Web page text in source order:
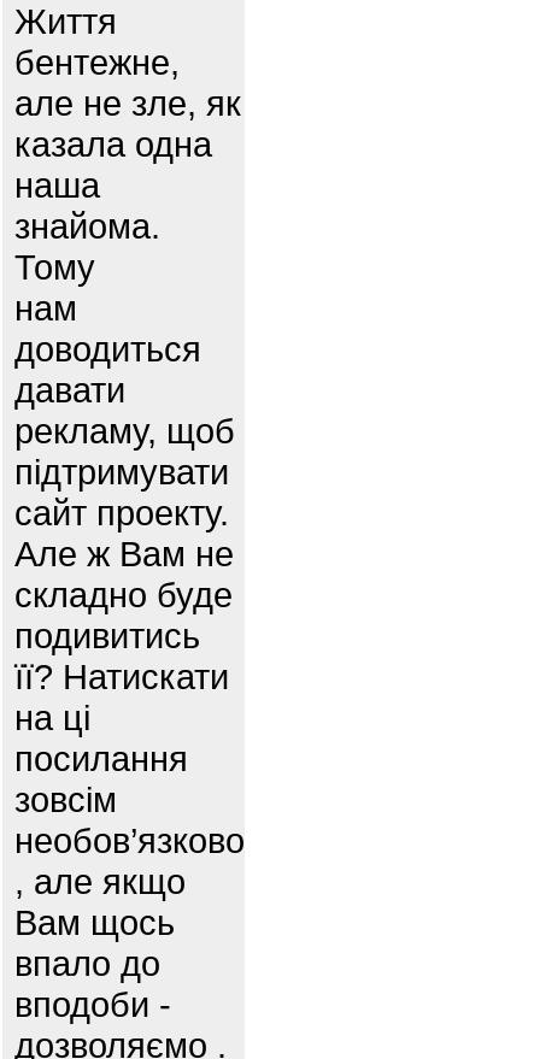
Життя
бентежне,
але не зле, як
казала одна
наша
знайома.
Тому
нам
доводиться
давати
рекламу, щоб
підтримувати
сайт проекту.
Але ж Вам не
складно буде
подивитись
її? Натискати
на ці
посилання
зовсім
необов’язково
, але якщо
Вам щось
впало до
вподоби -
дозволяємо .